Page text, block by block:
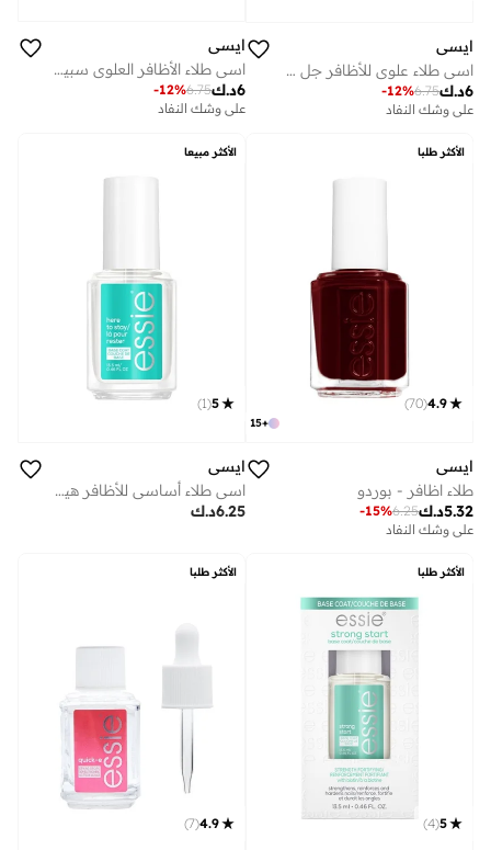
ايسي
اسي طلاء علوي للأظافر جل سيتر 13.5 مل
د.ك6
6.75
-12%
على وشك النفاد
ايسي
اسي طلاء الأظافر العلوي سبيد ستر سريع الجفاف 13.5 مل
د.ك6
6.75
-12%
على وشك النفاد
الأكثر طلبا
+
15
4.9
(
70
)
ايسي
طلاء اظافر - بوردو
د.ك5.32
6.25
-15%
على وشك النفاد
الأكثر مبيعا
5
(
1
)
ايسي
اسي طلاء أساسي للأظافر هير تو ستاي 13.5 مل
د.ك6.25
الأكثر طلبا
5
(
4
)
الأكثر طلبا
4.9
(
7
)